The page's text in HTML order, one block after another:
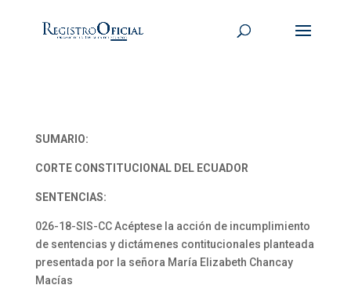
SUMARIO:
CORTE CONSTITUCIONAL DEL ECUADOR
SENTENCIAS:
026-18-SIS-CC Acéptese la acción de incumplimiento
de sentencias y dictámenes contitucionales planteada
presentada por la señora María Elizabeth Chancay
Macías